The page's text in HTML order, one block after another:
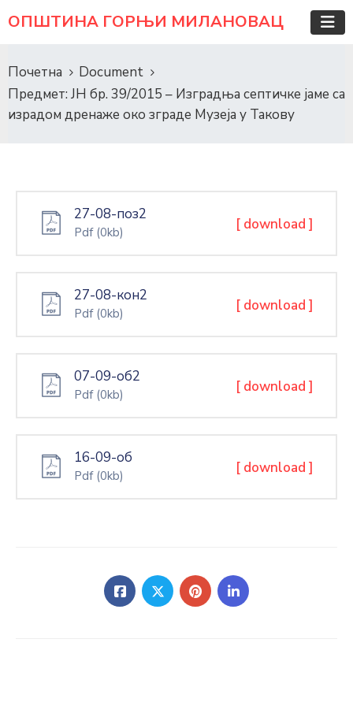
ОПШТИНА ГОРЊИ МИЛАНОВАЦ
Почетна
Document
Предмет: ЈН бр. 39/2015 – Изградња септичке јаме са
израдом дренаже око зграде Музеја у Такову
27-08-поз2
Pdf (0kb) [ download ]
27-08-кон2
Pdf (0kb) [ download ]
07-09-об2
Pdf (0kb) [ download ]
16-09-об
Pdf (0kb) [ download ]